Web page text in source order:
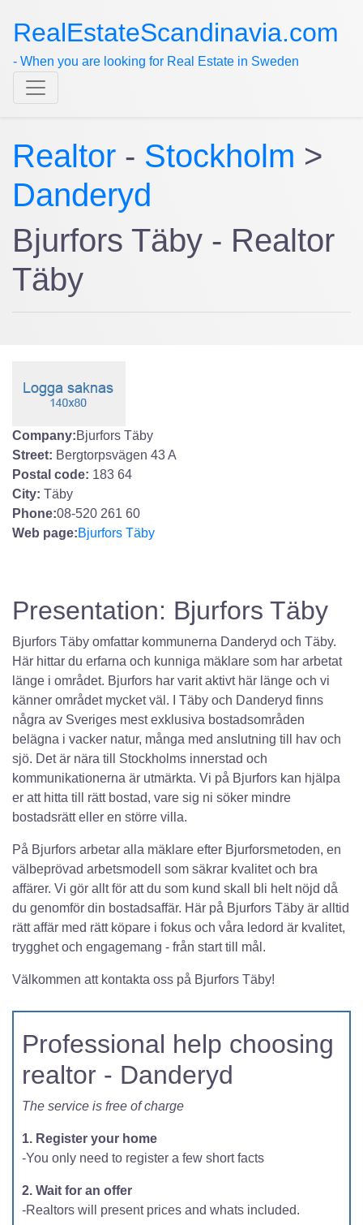
RealEstateScandinavia.com
- When you are looking for Real Estate in Sweden
Realtor - Stockholm >
Danderyd
Bjurfors Täby - Realtor
Täby
Company:Bjurfors Täby
Street: Bergtorpsvägen 43 A
Postal code: 183 64
City: Täby
Phone:08-520 261 60
Web page:Bjurfors Täby
Presentation: Bjurfors Täby
Bjurfors Täby omfattar kommunerna Danderyd och Täby.
Här hittar du erfarna och kunniga mäklare som har arbetat
länge i området. Bjurfors har varit aktivt här länge och vi
känner området mycket väl. I Täby och Danderyd finns
några av Sveriges mest exklusiva bostadsområden
belägna i vacker natur, många med anslutning till hav och
sjö. Det är nära till Stockholms innerstad och
kommunikationerna är utmärkta. Vi på Bjurfors kan hjälpa
er att hitta till rätt bostad, vare sig ni söker mindre
bostadsrätt eller en större villa.
På Bjurfors arbetar alla mäklare efter Bjurforsmetoden, en
välbeprövad arbetsmodell som säkrar kvalitet och bra
affärer. Vi gör allt för att du som kund skall bli helt nöjd då
du genomför din bostadsaffär. Här på Bjurfors Täby är alltid
rätt affär med rätt köpare i fokus och våra ledord är kvalitet,
trygghet och engagemang - från start till mål.
Välkommen att kontakta oss på Bjurfors Täby!
Professional help choosing
realtor - Danderyd
The service is free of charge
1. Register your home
-You only need to register a few short facts
2. Wait for an offer
-Realtors will present prices and whats included.